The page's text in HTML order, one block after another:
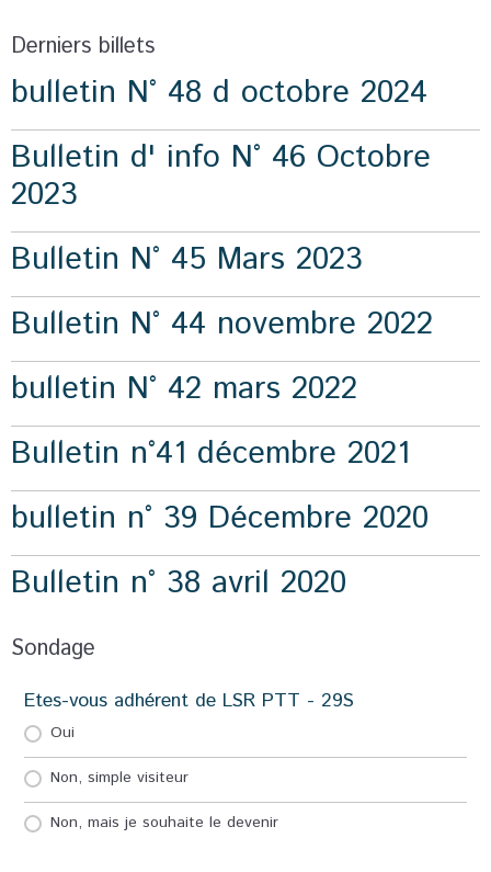
Derniers billets
bulletin N° 48 d octobre 2024
Bulletin d' info N° 46 Octobre
2023
Bulletin N° 45 Mars 2023
Bulletin N° 44 novembre 2022
bulletin N° 42 mars 2022
Bulletin n°41 décembre 2021
bulletin n° 39 Décembre 2020
Bulletin n° 38 avril 2020
Sondage
Etes-vous adhérent de LSR PTT - 29S
Oui
Non, simple visiteur
Non, mais je souhaite le devenir